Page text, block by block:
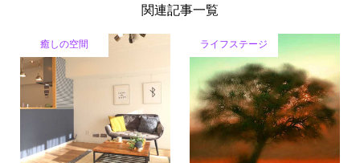
関連記事一覧
癒しの空間 ライフステージ